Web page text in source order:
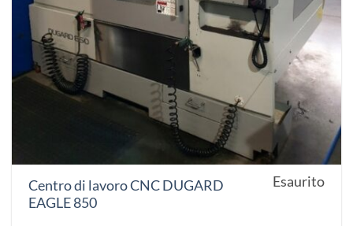
Centro di lavoro CNC DUGARD
EAGLE 850
Esaurito